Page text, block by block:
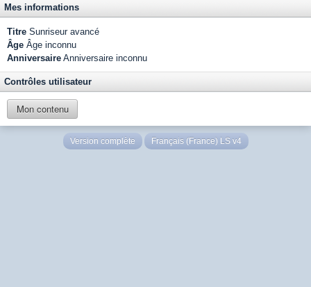
Mes informations
Titre Sunriseur avancé
Âge Âge inconnu
Anniversaire Anniversaire inconnu
Contrôles utilisateur
Mon contenu
Version complète Français (France) LS v4